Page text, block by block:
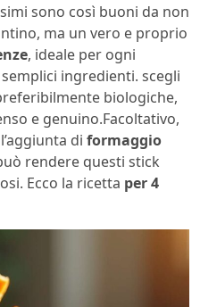
sono così buoni da non
ma un vero e proprio
, ideale per ogni
ingredienti. scegli
biologiche,
e genuino.Facoltativo,
di formaggio
rendere questi stick
Ecco la ricetta per 4